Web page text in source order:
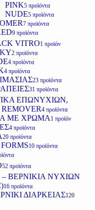
PINK5 προϊόντα
NUDE5 προϊόντα
7 προϊόντα
9 προϊόντα
VITRO1 προϊόν
2 προϊόντα
4 προϊόντα
4 προϊόντα
23 προϊόντα
31 προϊόντα
ΕΠΩΝΥΧΙΩΝ,
4 προϊόντα
ΜΕ ΧΡΩΜΑ 1 προϊόν
4 προϊόντα
20 προϊόντα
10 προϊόντα
52 προϊόντα
– ΒΕΡΝΙΚΙΑ ΝΥΧΙΩΝ
16 προϊόντα
ΔΙΑΡΚΕΙΑΣ120